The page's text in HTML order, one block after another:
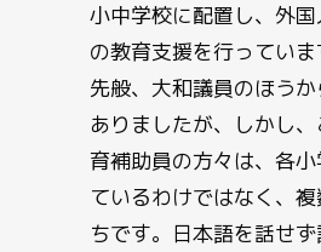
小中学校に配置し、外
の教育支援を行っていま
先般、大和議員のほう
ありましたが、しかし
育補助員の方々は、各
ているわけではなく、
ちです。日本語を話せ